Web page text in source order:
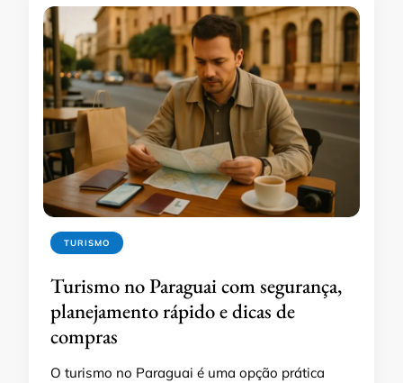
TURISMO
Turismo no Paraguai com segurança,
planejamento rápido e dicas de
compras
O turismo no Paraguai é uma opção prática